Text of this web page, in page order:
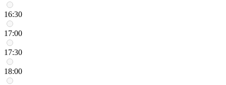
16:30
17:00
17:30
18:00